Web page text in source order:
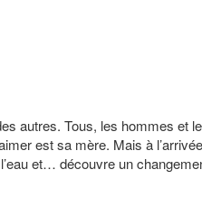
autres. Tous, les hommes et
est sa mère. Mais à
et… découvre un